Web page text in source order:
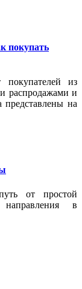
покупать
из
распродажами и
представлены на
от простой
в